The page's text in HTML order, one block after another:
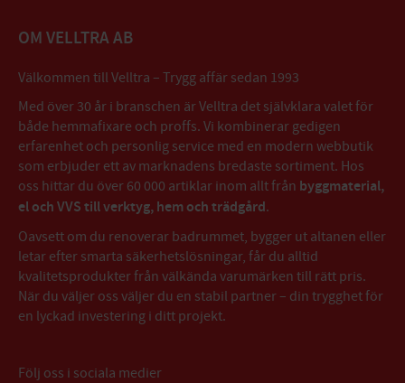
OM VELLTRA AB
Välkommen till Velltra – Trygg affär sedan 1993
Med över 30 år i branschen är Velltra det självklara valet för
både hemmafixare och proffs. Vi kombinerar gedigen
erfarenhet och personlig service med en modern webbutik
som erbjuder ett av marknadens bredaste sortiment. Hos
oss hittar du över 60 000 artiklar inom allt från byggmaterial,
el och VVS till verktyg, hem och trädgård.
Oavsett om du renoverar badrummet, bygger ut altanen eller
letar efter smarta säkerhetslösningar, får du alltid
kvalitetsprodukter från välkända varumärken till rätt pris.
När du väljer oss väljer du en stabil partner – din trygghet för
en lyckad investering i ditt projekt.
Följ oss i sociala medier